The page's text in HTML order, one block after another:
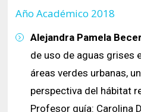
Año Académico 2018
Alejandra Pamela
de uso de aguas grises
áreas verdes urbanas,
perspectiva del hábitat
Profesor guía: Carolina